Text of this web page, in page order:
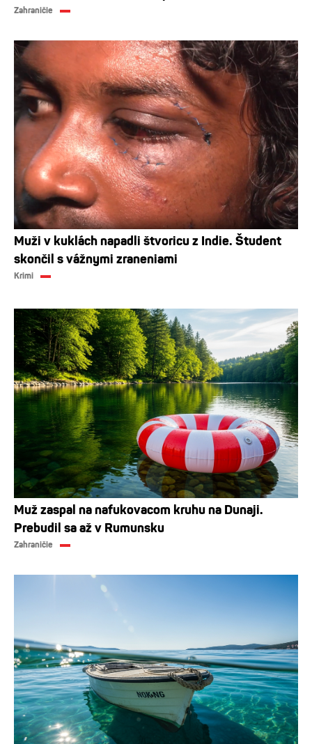
Zahraničie
Muži v kuklách napadli štvoricu z Indie. Študent
skončil s vážnymi zraneniami
Krimi
Muž zaspal na nafukovacom kruhu na Dunaji.
Prebudil sa až v Rumunsku
Zahraničie